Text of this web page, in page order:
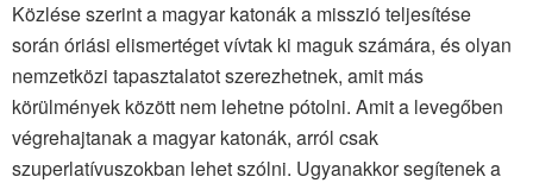
Közlése szerint a magyar katonák a misszió teljesítése
során óriási elismertéget vívtak ki maguk számára, és olyan
nemzetközi tapasztalatot szerezhetnek, amit más
körülmények között nem lehetne pótolni. Amit a levegőben
végrehajtanak a magyar katonák, arról csak
szuperlatívuszokban lehet szólni. Ugyanakkor segítenek a